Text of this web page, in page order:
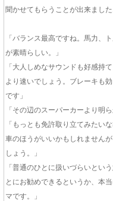
聞かせてもらうことが出来ました
「バランス最高ですね。馬力、
が素晴らしい。」
「大人しめなサウンドも好感持
より速いでしょう。ブレーキも
です」
「その辺のスーパーカーより明
「もっとも免許取り立てみたい
車のほうがいいかもしれません
しょう。」
「普通のひとに扱いづらいとい
とにお勧めできるというか、本
マです。」